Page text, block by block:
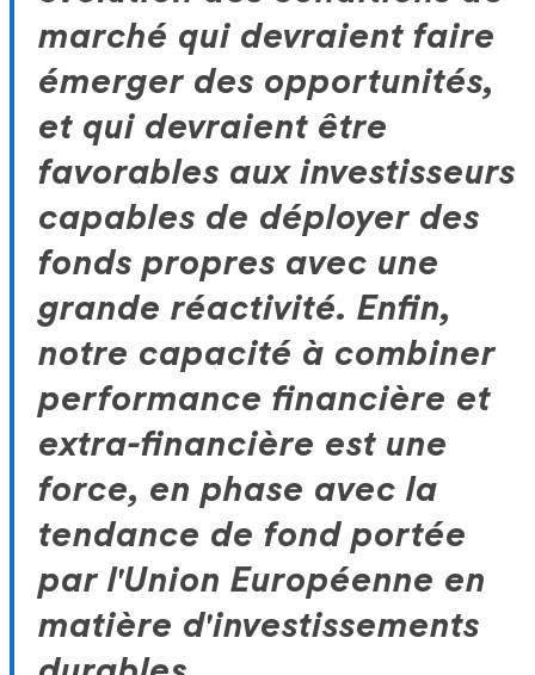
marché qui devraient faire
émerger des opportunités,
et qui devraient être
favorables aux investisseurs
capables de déployer des
fonds propres avec une
grande réactivité. Enfin,
notre capacité à combiner
performance financière et
extra-financière est une
force, en phase avec la
tendance de fond portée
par l'Union Européenne en
matière d'investissements